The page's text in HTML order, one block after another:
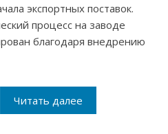
экспортных поставок.
процесс на заводе
благодаря внедрению
Читать далее